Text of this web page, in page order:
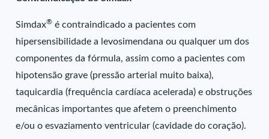
Simdax® é contraindicado a pacientes com
hipersensibilidade a levosimendana ou qualquer um dos
componentes da fórmula, assim como a pacientes com
hipotensão grave (pressão arterial muito baixa),
taquicardia (frequência cardíaca acelerada) e obstruções
mecânicas importantes que afetem o preenchimento
e/ou o esvaziamento ventricular (cavidade do coração).